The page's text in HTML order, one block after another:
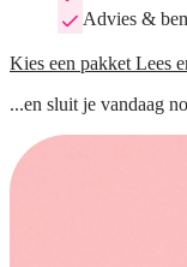
Advies &
Kies een pakket Lees
...en sluit je vandaag